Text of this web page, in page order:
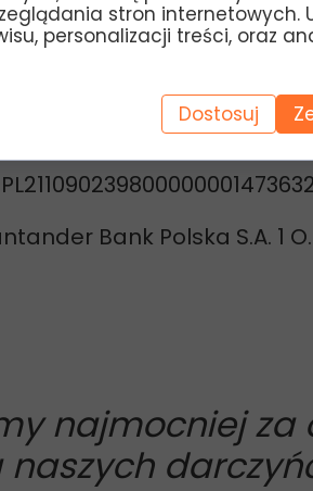
najmocniej za
naszych
Polski i chcesz wpłacić
Kod SWIFT banku: WBKPPLPP
Bank Polska S.A. 1
stron internetowych.
personalizacji treści, oraz
Dostosuj